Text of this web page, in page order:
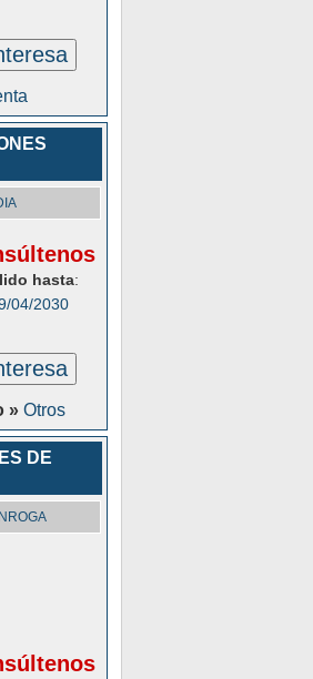
hasta:
04/2030
» Otros
DE